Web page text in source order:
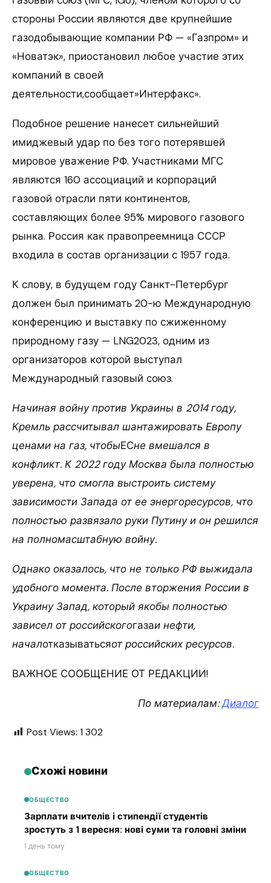
стороны России являются две крупнейшие
газодобывающие компании РФ — «Газпром» и
«Новатэк», приостановил любое участие этих
компаний в своей
деятельности,сообщает»Интерфакс».
Подобное решение нанесет сильнейший
имиджевый удар по без того потерявшей
мировое уважение РФ. Участниками МГС
являются 160 ассоциаций и корпораций
газовой отрасли пяти континентов,
составляющих более 95% мирового газового
рынка. Россия как правопреемница СССР
входила в состав организации с 1957 года.
К слову, в будущем году Санкт-Петербург
должен был принимать 20-ю Международную
конференцию и выставку по сжиженному
природному газу — LNG2023, одним из
организаторов которой выступал
Международный газовый союз.
Начиная войну против Украины в 2014 году,
Кремль рассчитывал шантажировать Европу
ценами на газ, чтобыЕСне вмешался в
конфликт. К 2022 году Москва была полностью
уверена, что смогла выстроить систему
зависимости Запада от ее энергоресурсов, что
полностью развязало руки Путину и он решился
на полномасштабную войну.
Однако оказалось, что не только РФ выжидала
удобного момента. После вторжения России в
Украину Запад, который якобы полностью
зависел от российскогогазаи нефти,
началотказыватьсяот российских ресурсов.
ВАЖНОЕ СООБЩЕНИЕ ОТ РЕДАКЦИИ!
По материалам:Диалог
Post Views: 1 302
Схожі новини
ОБЩЕСТВО
Зарплати вчителів і стипендії студентів
зростуть з 1 вересня: нові суми та головні зміни
1 день тому
ОБЩЕСТВО